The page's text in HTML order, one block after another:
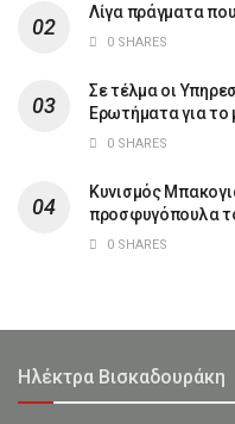
Λίγα πράγματα
0 SHARES
Σε τέλμα οι
Ερωτήματα για το
0 SHARES
Κυνισμός
προσφυγόπουλα
0 SHARES
Ηλέκτρα Βισκαδουράκη